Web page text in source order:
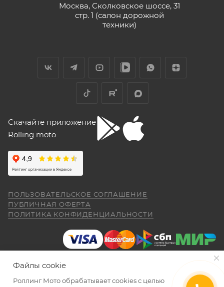
Москва, Сколковское шоссе, 31
стр. 1 (салон дорожной
техники)
Скачайте приложение
Rolling moto
ПОЛЬЗОВАТЕЛЬСКОЕ СОГЛАШЕНИЕ
ПУБЛИЧНАЯ ОФЕРТА
ПОЛИТИКА КОНФИДЕНЦИАЛЬНОСТИ
Файлы cookie
Роллинг Мото обрабатывает сookies с целью